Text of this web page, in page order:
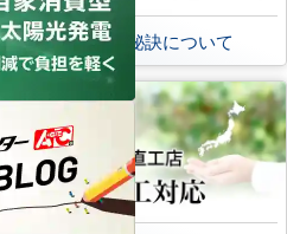
選ばれる秘訣について
4